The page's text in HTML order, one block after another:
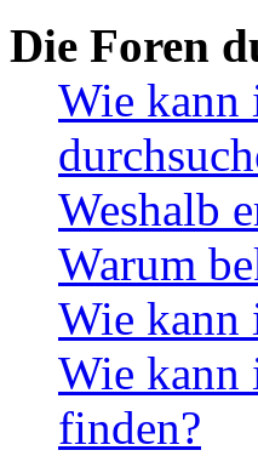
Die Foren
Wie kann
Weshalb
Warum
Wie kann
Wie kann
finden?